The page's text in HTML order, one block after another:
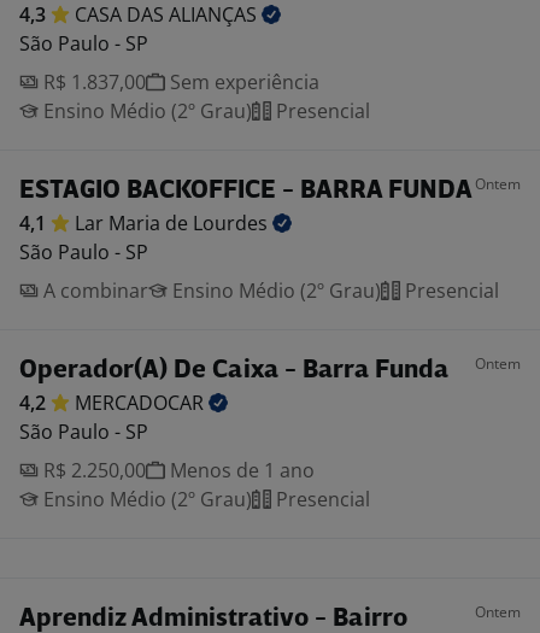
4,3 CASA DAS ALIANÇAS
São Paulo - SP
R$ 1.837,00
Sem experiência
Ensino Médio (2º Grau)
Presencial
ESTAGIO BACKOFFICE - BARRA FUNDAOntem
4,1 Lar Maria de Lourdes
São Paulo - SP
A combinar
Ensino Médio (2º Grau) Presencial
Operador(A) De Caixa - Barra Funda Ontem
4,2
MERCADOCAR
São Paulo - SP
R$ 2.250,00
Menos de 1 ano
Ensino Médio (2º Grau)
Presencial
Aprendiz Administrativo - Bairro
Ontem